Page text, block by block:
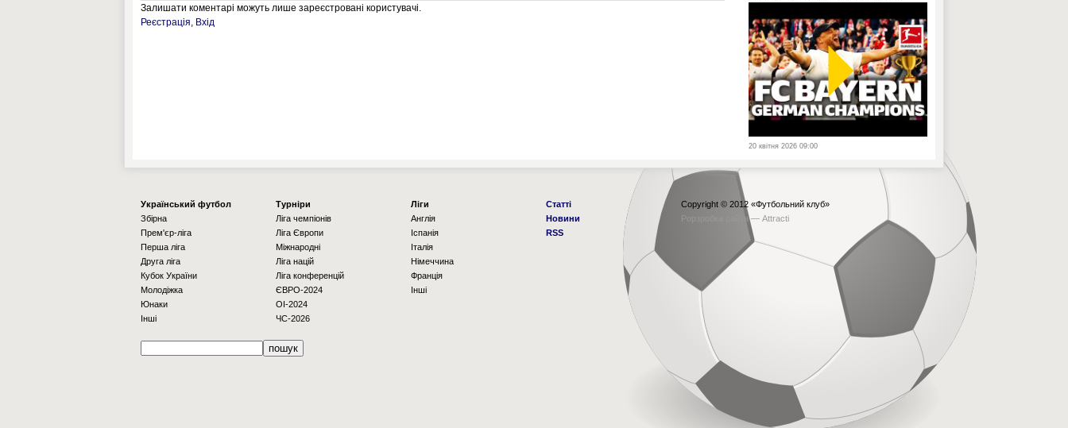
Залишати коментарі можуть лише зареєстровані користувачі.
Реєстрація, Вхід
20 квітня 2026 09:00
Українcький футбол
Збірна
Прем'єр-ліга
Перша ліга
Друга ліга
Кубок України
Молодіжка
Юнаки
Інші
Турніри
Ліга чемпіонів
Ліга Європи
Міжнародні
Ліга націй
Ліга конференцій
ЄВРО-2024
OI-2024
ЧС-2026
Ліги
Англія
Іспанія
Італія
Німеччина
Франція
Інші
Статті
Новини
RSS
Copyright © 2012 «Футбольний клуб»
Рорзробка сайта — Attracti